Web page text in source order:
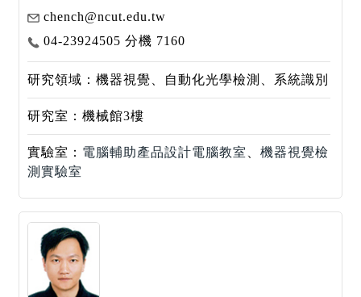
chench@ncut.edu.tw
04-23924505 分機 7160
研究領域：機器視覺、自動化光學檢測、系統識別
研究室：機械館3樓
實驗室： 電腦輔助產品設計電腦教室
機器視覺檢
測實驗室